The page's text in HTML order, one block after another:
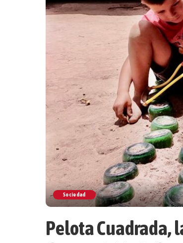
Sociedad
Pelota Cuadrada,